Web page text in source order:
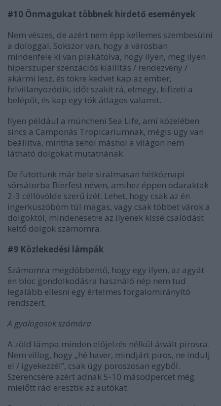
#10 Önmagukat többnek hirdető események
Nem vészes, de azért nem épp kellemes szembesülni
a dologgal. Sokszor van, hogy a városban
mindenfele ki van plakátolva, hogy ilyen, meg ilyen
hiperszuper szenzációs kiállítás / rendezvény /
akármi lesz, és tökre kedvet kap az ember,
felvillanyozódik, időt szakít rá, elmegy, kifizeti a
belépőt, és kap egy tök átlagos valamit.
Ilyen például a müncheni Sea Life, ami közelében
sincs a Camponás Tropicariumnak, mégis úgy van
beállítva, mintha sehol máshol a világon nem
látható dolgokat mutatnának.
De futottunk már bele siralmasan hétköznapi
sörsátorba Bierfest néven, amihez éppen odaraktak
2-3 céllövölde szerű izét. Lehet, hogy csak az én
ingerküszöböm túl magas, vagy csak többet várok a
dolgoktól, mindenesetre az ilyenek kissé csalódást
keltő dolgok számomra.
#9 Közlekedési lámpák
Számomra megdöbbentő, hogy egy ilyen, az agyát
en bloc gondolkodásra használó nép nem tud
legalább ellesni egy értelmes forgalomirányító
rendszert.
A gyalogosok számára
A zöld lámpa minden előjelzés nélkül átvált pirosra.
Nem villog, hogy „hé haver, mindjárt piros, ne indulj
el / igyekezzél”, csak úgy poroszosan egyből.
Szerencsére azért adnak 5-10 másodpercet még
mielőtt rád eresztik az autókat.